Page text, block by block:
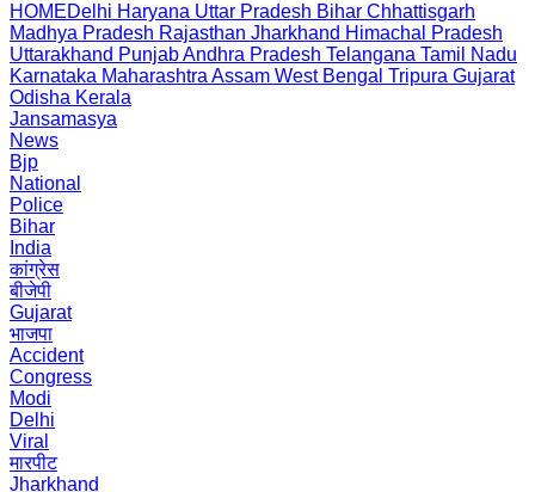
HOMEDelhi Haryana Uttar Pradesh Bihar Chhattisgarh
Madhya Pradesh Rajasthan Jharkhand Himachal Pradesh
Uttarakhand PunjabAndhra Pradesh Telangana Tamil Nadu
Karnataka Maharashtra Assam West Bengal Tripura Gujarat
Odisha Kerala
Jansamasya
News
Bjp
National
Police
Bihar
India
कांग्रेस
बीजेपी
Gujarat
भाजपा
Accident
Congress
Modi
Delhi
Viral
मारपीट
Jharkhand